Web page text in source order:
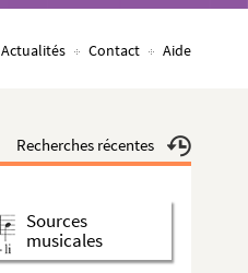
Actualités Contact Aide
Recherches récentes
Sources
musicales